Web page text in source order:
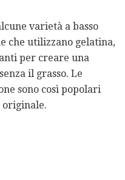
varietà a basso
che utilizzano gelatina,
per creare una
il grasso. Le
sono così popolari
originale.